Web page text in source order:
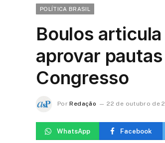
POLÍTICA BRASIL
Boulos
aprovar
Congresso
Por Redação 22 de outubro de
WhatsApp Facebook